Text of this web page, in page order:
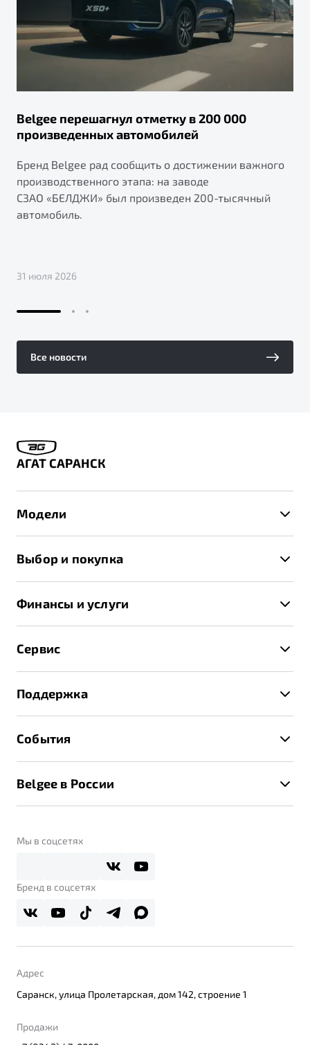
Belgee перешагнул отметку в 200 000
произведенных автомобилей
Бренд Belgee рад сообщить о достижении важного
производственного этапа: на заводе
СЗАО «БЕЛДЖИ» был произведен 200-тысячный
автомобиль.
31 июля 2026
Все новости
АГАТ САРАНСК
Модели
X70
Выбор и покупка
Записаться на тест-драйв
Получить предложение
Финансы и услуги
Страхование
Расчет КАСКО
Сервис
Техническое обслуживание
Калькулятор ТО
Поддержка
Помощь на дорогах
Belgee Линк
Реферальная программа
События
Belgee в России
О дилерском центре
Правовая информация
Мы в соцсетях
Бренд в соцсетях
Адрес
Саранск, улица Пролетарская, дом 142, строение 1
Продажи